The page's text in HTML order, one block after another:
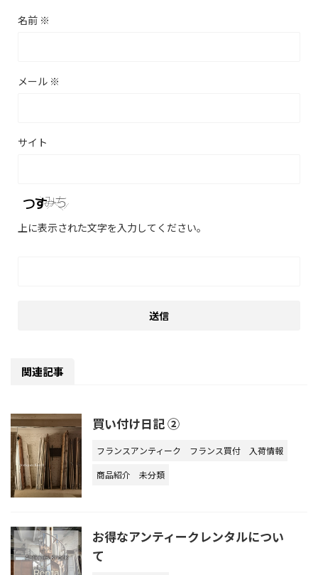
名前 ※
メール ※
サイト
上に表示された文字を入力してください。
関連記事
買い付け日記 ②
フランスアンティーク フランス買付
入荷情報
商品紹介
未分類
お得なアンティークレンタルについ
て